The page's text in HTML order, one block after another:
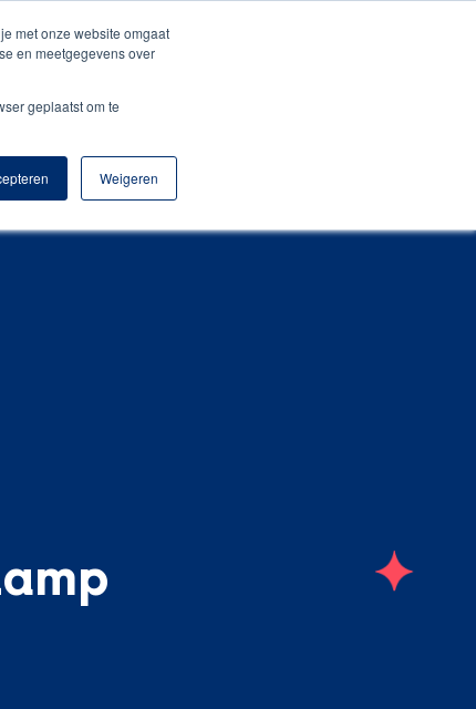
met onze website omgaat
en meetgegevens over
geplaatst om te
Weigeren
+31 (0) 522 – 21 55 00